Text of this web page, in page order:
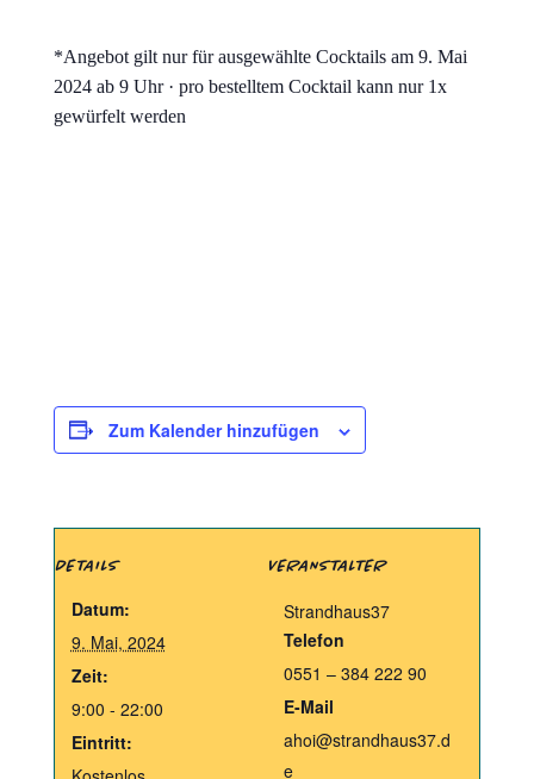
*Angebot gilt nur für ausgewählte Cocktails am 9. Mai
2024 ab 9 Uhr · pro bestelltem Cocktail kann nur 1x
gewürfelt werden
Zum Kalender hinzufügen
DETAILS
Datum:
9. Mai, 2024
Zeit:
9:00 - 22:00
Eintritt:
VERANSTALTER
Strandhaus37
Telefon
0551 – 384 222 90
E-Mail
ahoi@strandhaus37.d
e